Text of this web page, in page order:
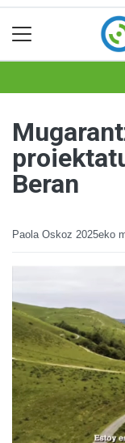
Beran
Paola Oskoz 2025eko